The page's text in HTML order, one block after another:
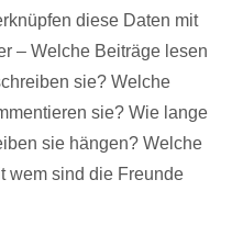
diese Daten mit
– Welche Beiträge lesen
sie? Welche
sie? Wie lange
sie hängen? Welche
wem sind die Freunde